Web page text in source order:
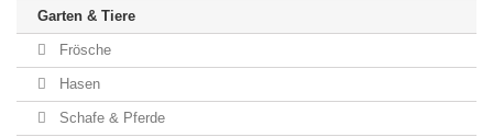
Garten & Tiere
Frösche
Hasen
Schafe & Pferde